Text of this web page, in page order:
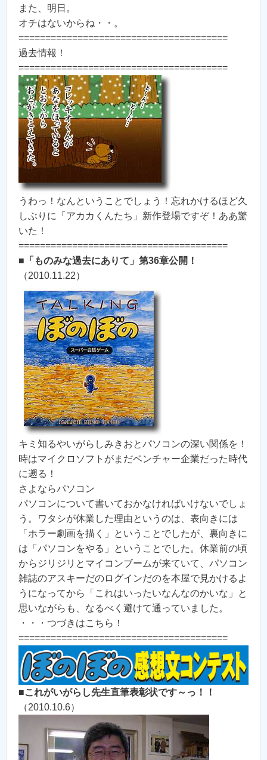
また、明日。
オチはないからね・・。
=======================================
過去情報！
=======================================
うわっ！なんということでしょう！忘れかけるほど久
しぶりに「アカカくんたち」新作登場ですぞ！ああ驚
いた！
=======================================
■ 「ものみな過去にありて」第36章公開！
（2010.11.22）
キミ知るやいがらしみきおとパソコンの深い関係を！
時はマイクロソフトがまだベンチャー企業だった時代
に遡る！
さよならパソコン
パソコンについて書いておかなければいけないでしょ
う。ワタシが休業した理由というのは、表向きには
「ホラー劇画を描く」ということでしたが、裏向きに
は「パソコンをやる」ということでした。休業前の頃
からジリジリとマイコンブームが来ていて、パソコン
雑誌のアスキーだのログインだのを本屋で見かけるよ
うになってから「これはいったいなんなのかいな」と
思いながらも、なるべく避けて通っていました。
・・・つづきはこちら！
=======================================
■これがいがらし先生直筆表彰状です～っ！！
（2010.10.6）